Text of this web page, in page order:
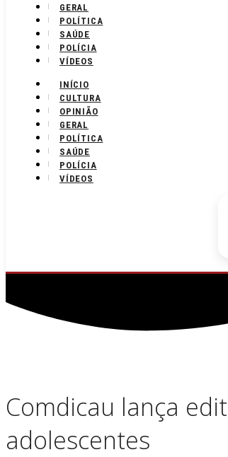
GERAL
POLÍTICA
SAÚDE
POLÍCIA
VÍDEOS
INÍCIO
CULTURA
OPINIÃO
GERAL
POLÍTICA
SAÚDE
POLÍCIA
VÍDEOS
Comdicau lança
adolescentes